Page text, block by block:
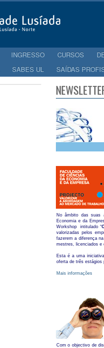
INGRESSO CURSOS
SABES UL SAÍDAS
No âmbito das suas
Economia e da
Workshop intitulado “
valorizadas pelos
fazerem a diferença
mestres, licenciados e
Esta é a uma
oferta de três estágios
Mais informações
Com o objectivo de